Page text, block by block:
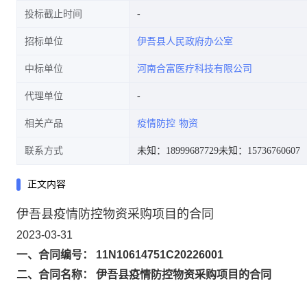
投标截止时间
招标单位 伊吾县人民政府办公室
中标单位 河南合富医疗科技有限公司
代理单位
相关产品 疫情防控 物资
联系方式 未知：18999687729未知：15736760607
正文内容
伊吾县疫情防控物资采购项目的合同
2023-03-31
一、合同编号： 11N10614751C20226001
二、合同名称： 伊吾县疫情防控物资采购项目的合同